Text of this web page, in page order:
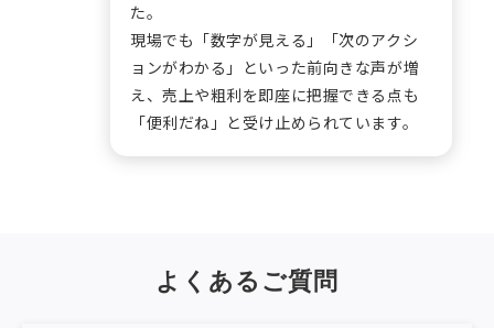
た。
現場でも「数字が見える」「次のアクシ
ョンがわかる」といった前向きな声が増
え、売上や粗利を即座に把握できる点も
「便利だね」と受け止められています。
よくあるご質問